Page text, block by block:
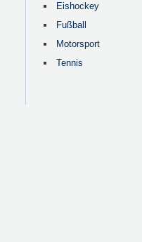
Eishockey
Fußball
Motorsport
Tennis